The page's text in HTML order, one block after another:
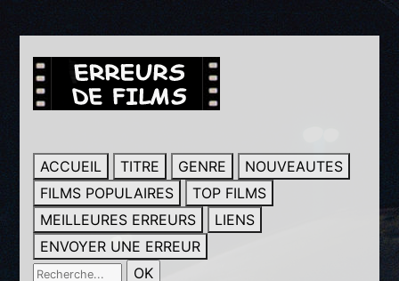
ACCUEIL TITRE GENRE
NOUVEAUTES
FILMS POPULAIRES
TOP FILMS
MEILLEURES ERREURS
LIENS
ENVOYER UNE ERREUR